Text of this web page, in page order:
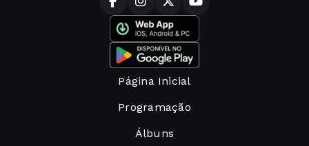
Página Inicial
Programação
Álbuns